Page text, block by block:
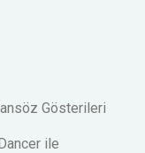
Gösterileri
ile